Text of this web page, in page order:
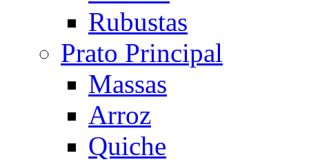
Rubustas
Prato Principal
Massas
Arroz
Quiche